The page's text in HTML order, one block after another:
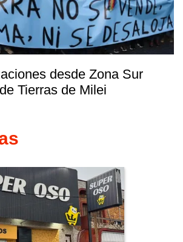
desde Zona Sur
Tierras de Milei